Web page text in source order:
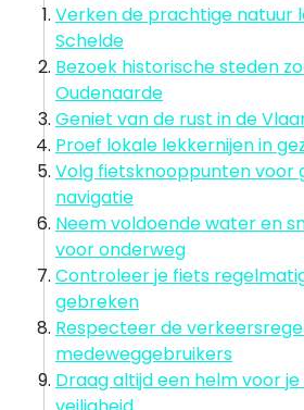
Verken de prachtige natuur
Schelde
Bezoek historische steden
Oudenaarde
Geniet van de rust in de
Proef lokale lekkernijen in
Volg fietsknooppunten voor
navigatie
Neem voldoende water en
voor onderweg
Controleer je fiets
gebreken
Respecteer de
medeweggebruikers
Draag altijd een helm voor